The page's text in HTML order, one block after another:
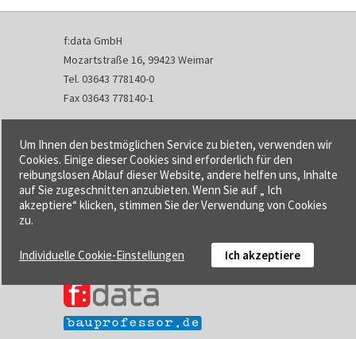
f:data GmbH
Mozartstraße 16, 99423 Weimar
Tel. 03643 778140-0
Fax 03643 778140-1
info@fdata.de
Kontakt
Impressum
Datenschutzerklärung
Urheberrecht und Haftung
Cookie-Einstellungen
Um Ihnen den bestmöglichen Service zu bieten, verwenden wir
Cookies. Einige dieser Cookies sind erforderlich für den
reibungslosen Ablauf dieser Website, andere helfen uns, Inhalte
auf Sie zugeschnitten anzubieten. Wenn Sie auf „ Ich
akzeptiere“ klicken, stimmen Sie der Verwendung von Cookies
zu.
Individuelle Cookie-Einstellungen Ich akzeptiere